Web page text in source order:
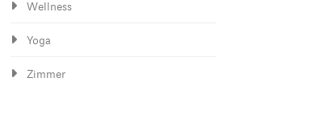
Wellness
Yoga
Zimmer